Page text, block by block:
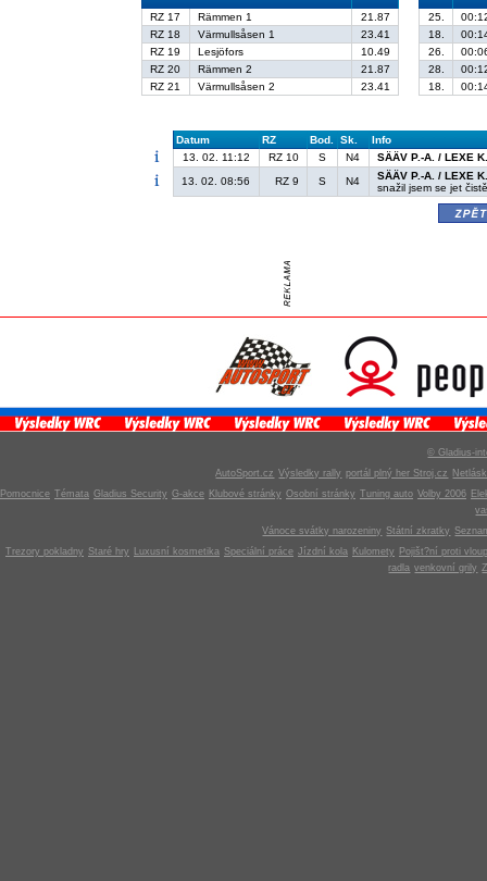
RZ 17
Rämmen 1 21.87 25.
RZ 18
Värmullsåsen 1 23.41 18.
RZ 19
Lesjöfors 10.49 26.
RZ 20
Rämmen 2 21.87 28.
RZ 21
Värmullsåsen 2 23.41 18.
Datum RZ Bod. Sk.
Info
13. 02. 11:12
RZ 10 S N4
SÄÄV P.-A. / LEXE
13. 02. 08:56
RZ 9 S N4
SÄÄV P.-A. / LEXE
snažil jsem se jet
© Gladius-
AutoSport.cz Výsledky rally portál plný her Stroj.cz
Pomocnice Témata Gladius Security G-akce Klubové stránky Osobní stránky Tuning auto Volby 2006
Vánoce svátky narozeniny Státní zkratky
Trezory pokladny Staré hry Luxusní kosmetika Speciální práce Jízdní kola Kulomety
Pojišt?ní proti
radla venkovní grily